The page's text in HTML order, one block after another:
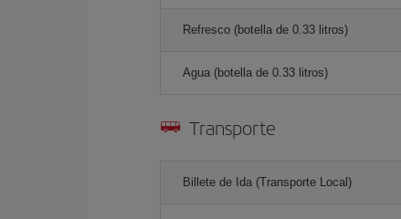
Refresco (botella de 0.33 litros)
Agua (botella de 0.33 litros)
Transporte
Billete de Ida (Transporte Local)